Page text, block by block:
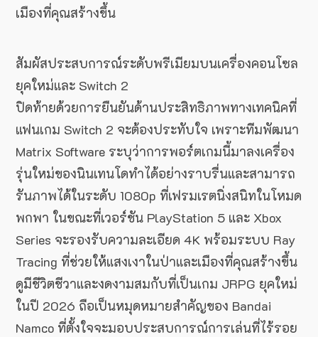
เมืองที่คุณสร้างขึ้น
สัมผัสประสบการณ์ระดับพรีเมียมบนเครื่องคอนโซล
ยุคใหม่และ Switch 2
ปิดท้ายด้วยการยืนยันด้านประสิทธิภาพทางเทคนิคที่
แฟนเกม Switch 2 จะต้องประทับใจ เพราะทีมพัฒนา
Matrix Software ระบุว่าการพอร์ตเกมนี้มาลงเครื่อง
รุ่นใหม่ของนินเทนโดทำได้อย่างราบรื่นและสามารถ
รันภาพได้ในระดับ 1080p ที่เฟรมเรตนิ่งสนิทในโหมด
พกพา ในขณะที่เวอร์ชัน PlayStation 5 และ Xbox
Series จะรองรับความละเอียด 4K พร้อมระบบ Ray
Tracing ที่ช่วยให้แสงเงาในป่าและเมืองที่คุณสร้างขึ้น
ดูมีชีวิตชีวาและงดงามสมกับที่เป็นเกม JRPG ยุคใหม่
ในปี 2026 ถือเป็นหมุดหมายสำคัญของ Bandai
Namco ที่ตั้งใจจะมอบประสบการณ์การเล่นที่ไร้รอย